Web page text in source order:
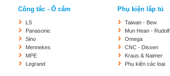
Công tắc - Ổ cắm
LS
Panasonic
Sino
Mennekes
MPE
Legrand
Phụ kiện lắp tủ
Taiwan - Bew
Mun Hean - Rudolf
Omega
CNC - Disxen
Kraus & Naimer
Phụ kiện các loại